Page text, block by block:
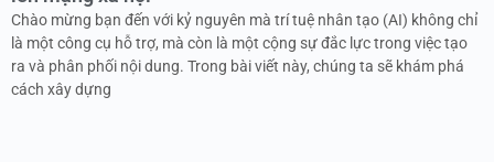
Chào mừng bạn đến với kỷ nguyên mà trí tuệ nhân tạo (AI) không chỉ
là một công cụ hỗ trợ, mà còn là một cộng sự đắc lực trong việc tạo
ra và phân phối nội dung. Trong bài viết này, chúng ta sẽ khám phá
cách xây dựng